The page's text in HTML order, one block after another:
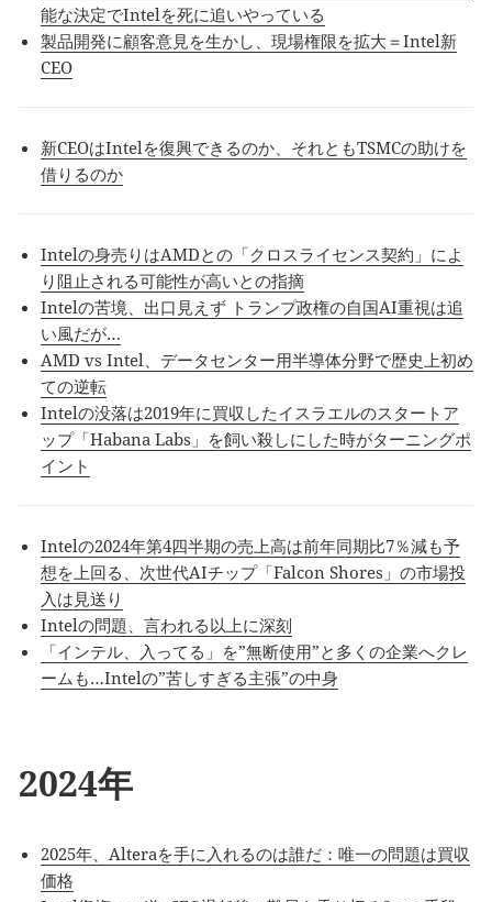
能な決定でIntelを死に追いやっている
製品開発に顧客意見を生かし、現場権限を拡大＝Intel新
CEO
新CEOはIntelを復興できるのか、それともTSMCの助けを
借りるのか
Intelの身売りはAMDとの「クロスライセンス契約」によ
り阻止される可能性が高いとの指摘
Intelの苦境、出口見えず トランプ政権の自国AI重視は追
い風だが…
AMD vs Intel、データセンター用半導体分野で歴史上初め
ての逆転
Intelの没落は2019年に買収したイスラエルのスタートア
ップ「Habana Labs」を飼い殺しにした時がターニングポ
イント
Intelの2024年第4四半期の売上高は前年同期比7％減も予
想を上回る、次世代AIチップ「Falcon Shores」の市場投
入は見送り
Intelの問題、言われる以上に深刻
「インテル、入ってる」を”無断使用”と多くの企業へクレ
ームも…Intelの”苦しすぎる主張”の中身
2024年
2025年、Alteraを手に入れるのは誰だ：唯一の問題は買収
価格